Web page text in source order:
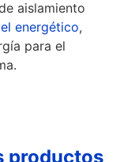
aislamiento
energético,
para el
productos